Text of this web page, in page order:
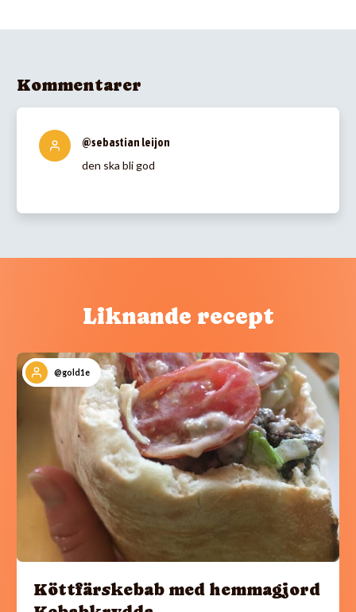
Kommentarer
@sebastian leijon
den ska bli god
Liknande recept
@gold1e
Köttfärskebab med hemmagjord